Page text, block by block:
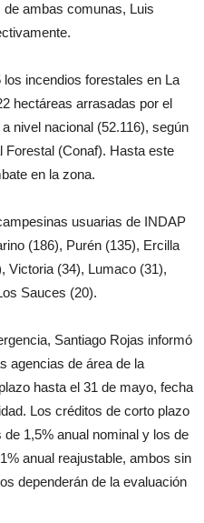
ambas comunas, Luis
incendios forestales en La
hectáreas arrasadas por el
nivel nacional (52.116), según
Forestal (Conaf). Hasta este
en la zona.
usuarias de INDAP
(186), Purén (135), Ercilla
Victoria (34), Lumaco (31),
Sauces (20).
Santiago Rojas informó
agencias de área de la
hasta el 31 de mayo, fecha
Los créditos de corto plazo
1,5% anual nominal y los de
anual reajustable, ambos sin
dependerán de la evaluación